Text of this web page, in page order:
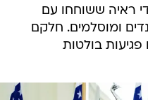
ראיה ששוחחו עם
ומוסלמים. חלקם
פגיעות בולטות